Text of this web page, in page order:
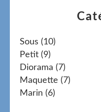
Sous (10)
Petit (9)
Diorama (7)
Maquette (7)
Marin (6)